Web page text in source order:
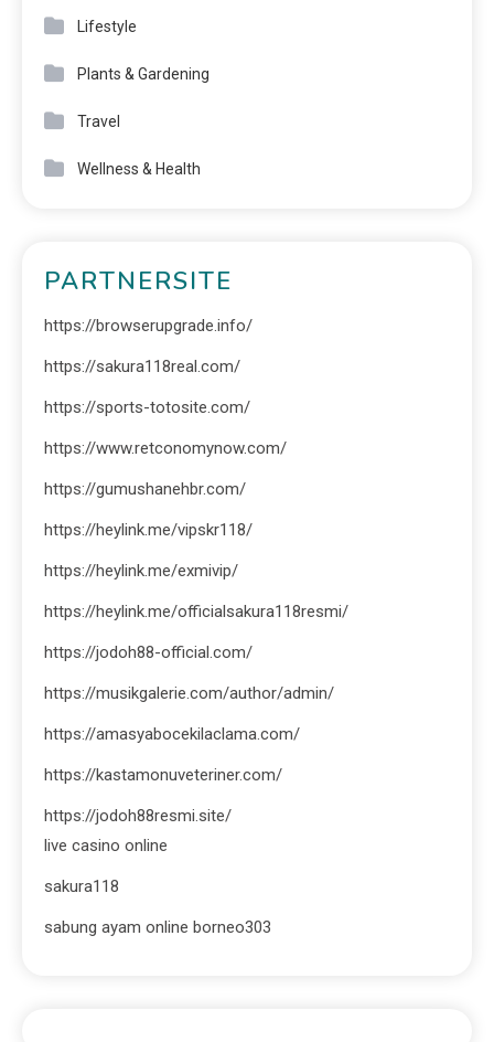
Lifestyle
Plants & Gardening
Travel
Wellness & Health
PARTNERSITE
https://browserupgrade.info/
https://sakura118real.com/
https://sports-totosite.com/
https://www.retconomynow.com/
https://gumushanehbr.com/
https://heylink.me/vipskr118/
https://heylink.me/exmivip/
https://heylink.me/officialsakura118resmi/
https://jodoh88-official.com/
https://musikgalerie.com/author/admin/
https://amasyabocekilaclama.com/
https://kastamonuveteriner.com/
https://jodoh88resmi.site/
live casino online
sakura118
sabung ayam online borneo303